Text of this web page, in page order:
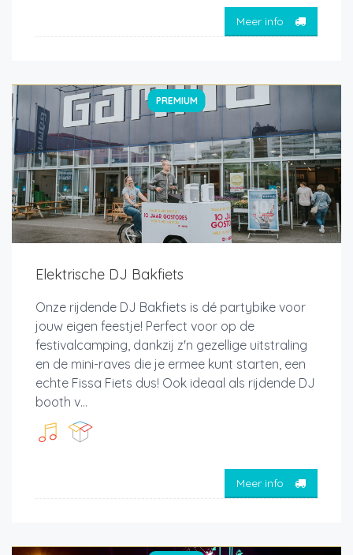
Meer info
PREMIUM
Elektrische DJ Bakfiets
Onze rijdende DJ Bakfiets is dé partybike voor
jouw eigen feestje! Perfect voor op de
festivalcamping, dankzij z'n gezellige uitstraling
en de mini-raves die je ermee kunt starten, een
echte Fissa Fiets dus! Ook ideaal als rijdende DJ
booth v...
Meer info